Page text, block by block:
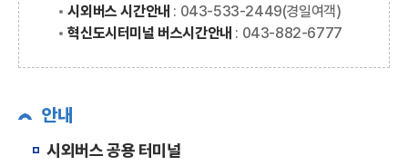
시외버스 시간안내 : 043-533-2449(경일여객)
혁신도시터미널 버스시간안내 : 043-882-6777
안내
시외버스 공용 터미널